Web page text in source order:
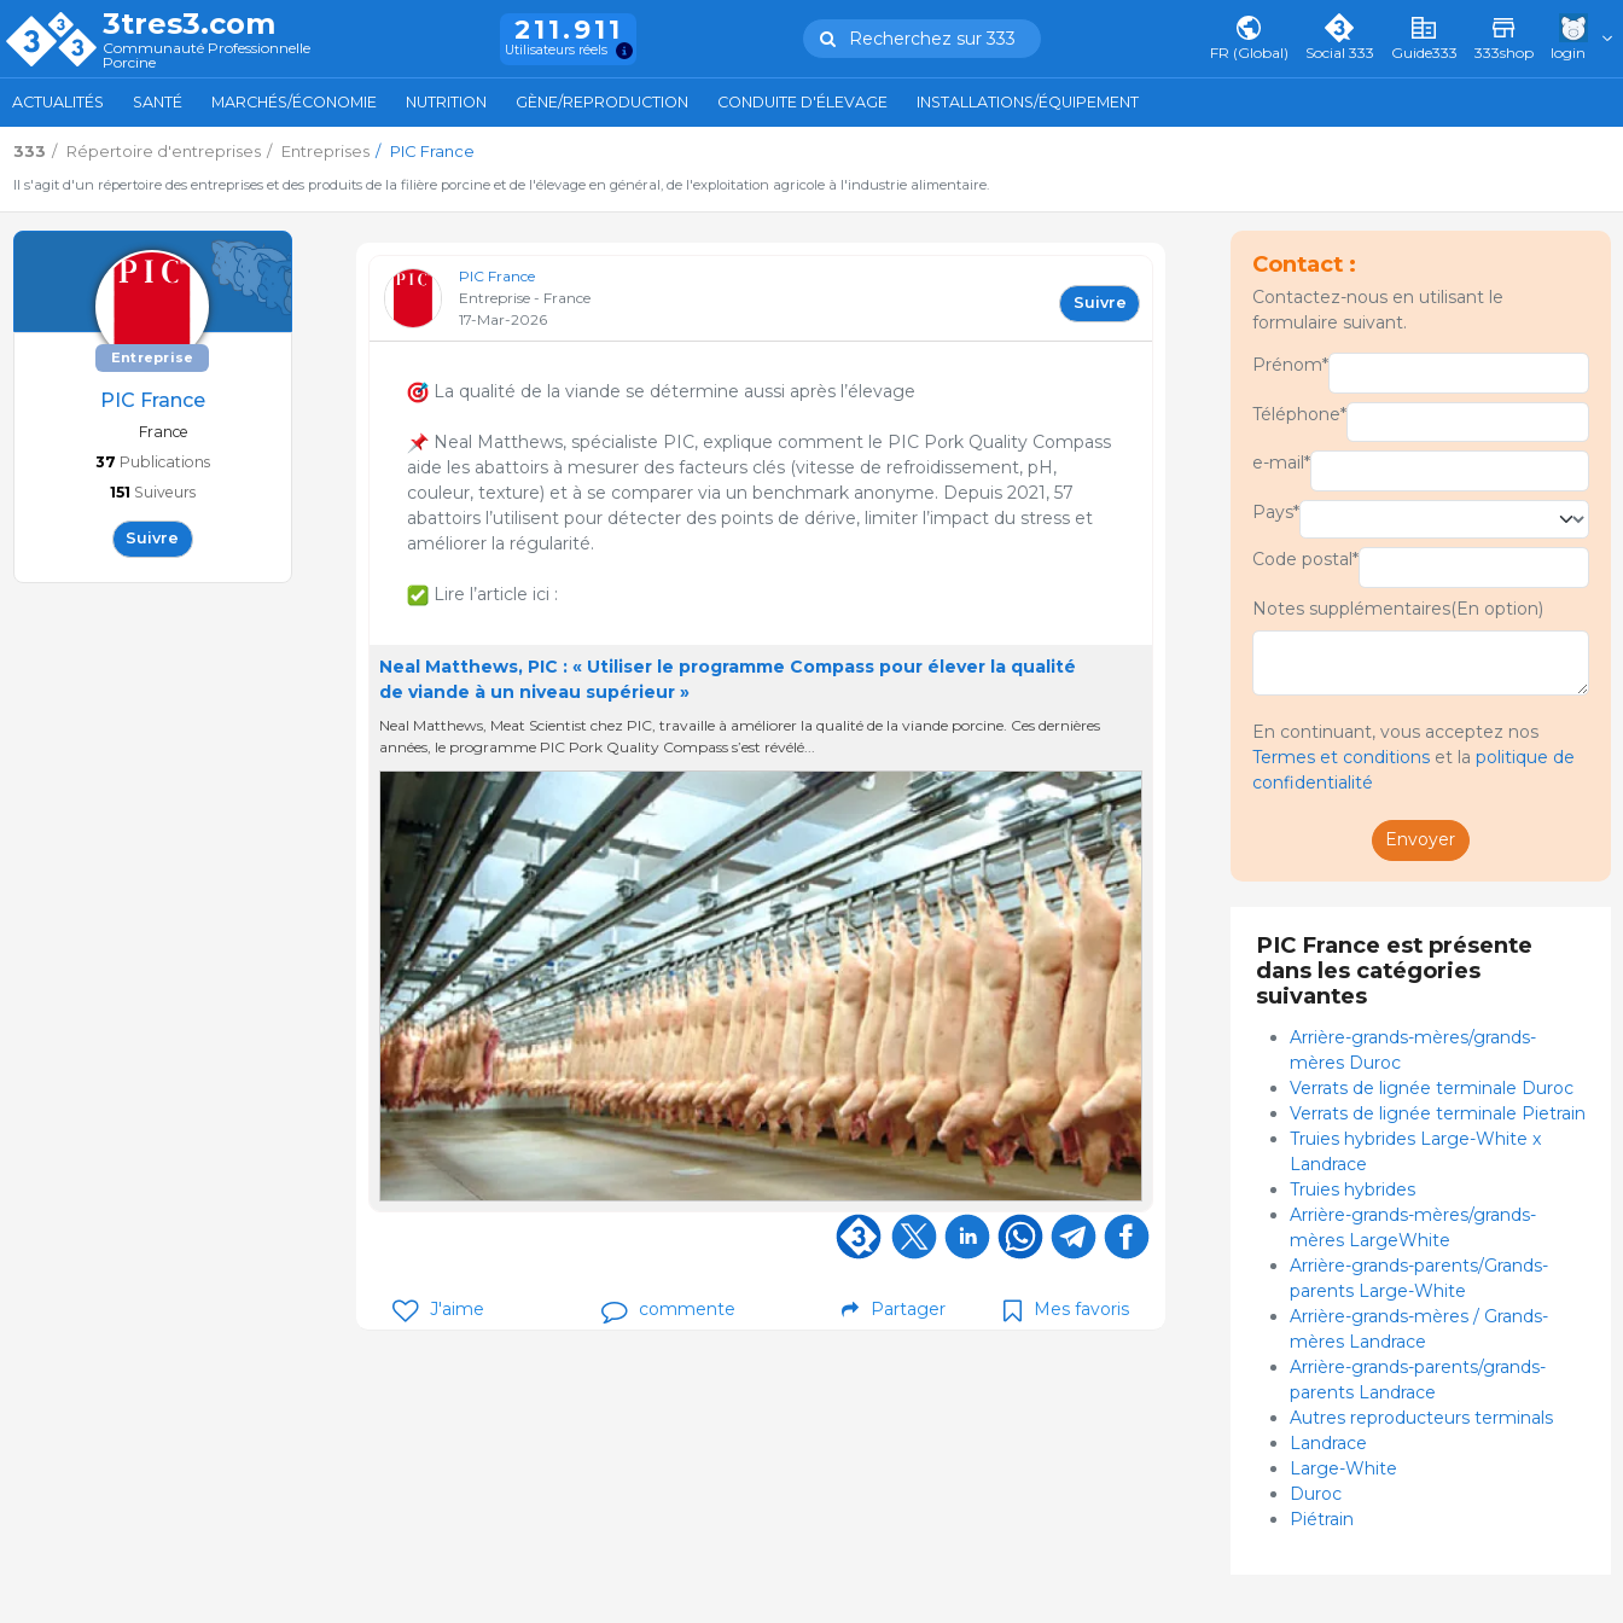
3tres3.com
Communauté Professionnelle
Porcine
211.911
Utilisateurs réels
Recherchez sur 333
FR (Global) Social 333 Guide333 333shop login
ACTUALITÉS SANTÉ MARCHÉS/ÉCONOMIE NUTRITION GÈNE/REPRODUCTION CONDUITE D'ÉLEVAGE INSTALLATIONS/ÉQUIPEMENT
333 Répertoire d'entreprises Entreprises PIC France
Il s'agit d'un répertoire des entreprises et des produits de la filière porcine et de l'élevage en général, de l'exploitation agricole à l'industrie alimentaire.
Entreprise
PIC France
France
37 Publications
151 Suiveurs
Suivre
PIC France
Entreprise - France
17-Mar-2026
Suivre
La qualité de la viande se détermine aussi après l’élevage
Neal Matthews, spécialiste PIC, explique comment le PIC Pork Quality Compass
aide les abattoirs à mesurer des facteurs clés (vitesse de refroidissement, pH,
couleur, texture) et à se comparer via un benchmark anonyme. Depuis 2021, 57
abattoirs l’utilisent pour détecter des points de dérive, limiter l’impact du stress et
améliorer la régularité.
Lire l’article ici :
Neal Matthews, PIC : « Utiliser le programme Compass pour élever la qualité
de viande à un niveau supérieur »
Neal Matthews, Meat Scientist chez PIC, travaille à améliorer la qualité de la viande porcine. Ces dernières
années, le programme PIC Pork Quality Compass s’est révélé...
J'aime commente Partager Mes favoris
Contact :
Contactez-nous en utilisant le
formulaire suivant.
Prénom*
Téléphone*
e-mail*
Pays*
Code postal*
Notes supplémentaires(En option)
En continuant, vous acceptez nos
Termes et conditionset la politique de
confidentialité
Envoyer
PIC France est présente
dans les catégories
suivantes
Arrière-grands-mères/grands-
mères Duroc
Verrats de lignée terminale Duroc
Verrats de lignée terminale Pietrain
Truies hybrides Large-White x
Landrace
Truies hybrides
Arrière-grands-mères/grands-
mères LargeWhite
Arrière-grands-parents/Grands-
parents Large-White
Arrière-grands-mères / Grands-
mères Landrace
Arrière-grands-parents/grands-
parents Landrace
Autres reproducteurs terminals
Landrace
Large-White
Duroc
Piétrain